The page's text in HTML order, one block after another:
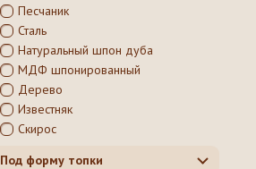
Песчаник
Сталь
Натуральный шпон дуба
МДФ шпонированный
Дерево
Известняк
Скирос
Под форму топки